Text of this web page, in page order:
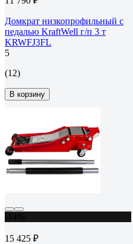
Домкрат низкопрофильный с
педалью KraftWell г/п 3 т
KRWFJ3FL
5
(12)
В корзину
15 425 ₽